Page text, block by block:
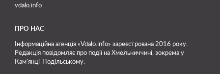
vdalo.info
ПРО НАС
Інформаційна агенція «Vdalo.info» зареєстрована 2016 року.
Редакція повідомляє про події на Хмельниччині, зокрема у
Кам'янці-Подільському.